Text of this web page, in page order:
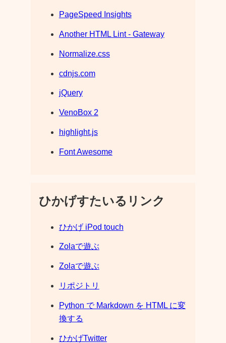
PageSpeed Insights
Another HTML Lint - Gateway
Normalize.css
cdnjs.com
jQuery
VenoBox 2
highlight.js
Font Awesome
ひかげすたいるリンク
ひかげ iPod touch
Zolaで遊ぶ
Zolaで遊ぶ
リポジトリ
Python で Markdown を HTML に変
換する
ひかげTwitter